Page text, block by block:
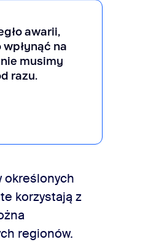
awarii,
na
musimy
razu.
określonych
korzystają z
regionów.